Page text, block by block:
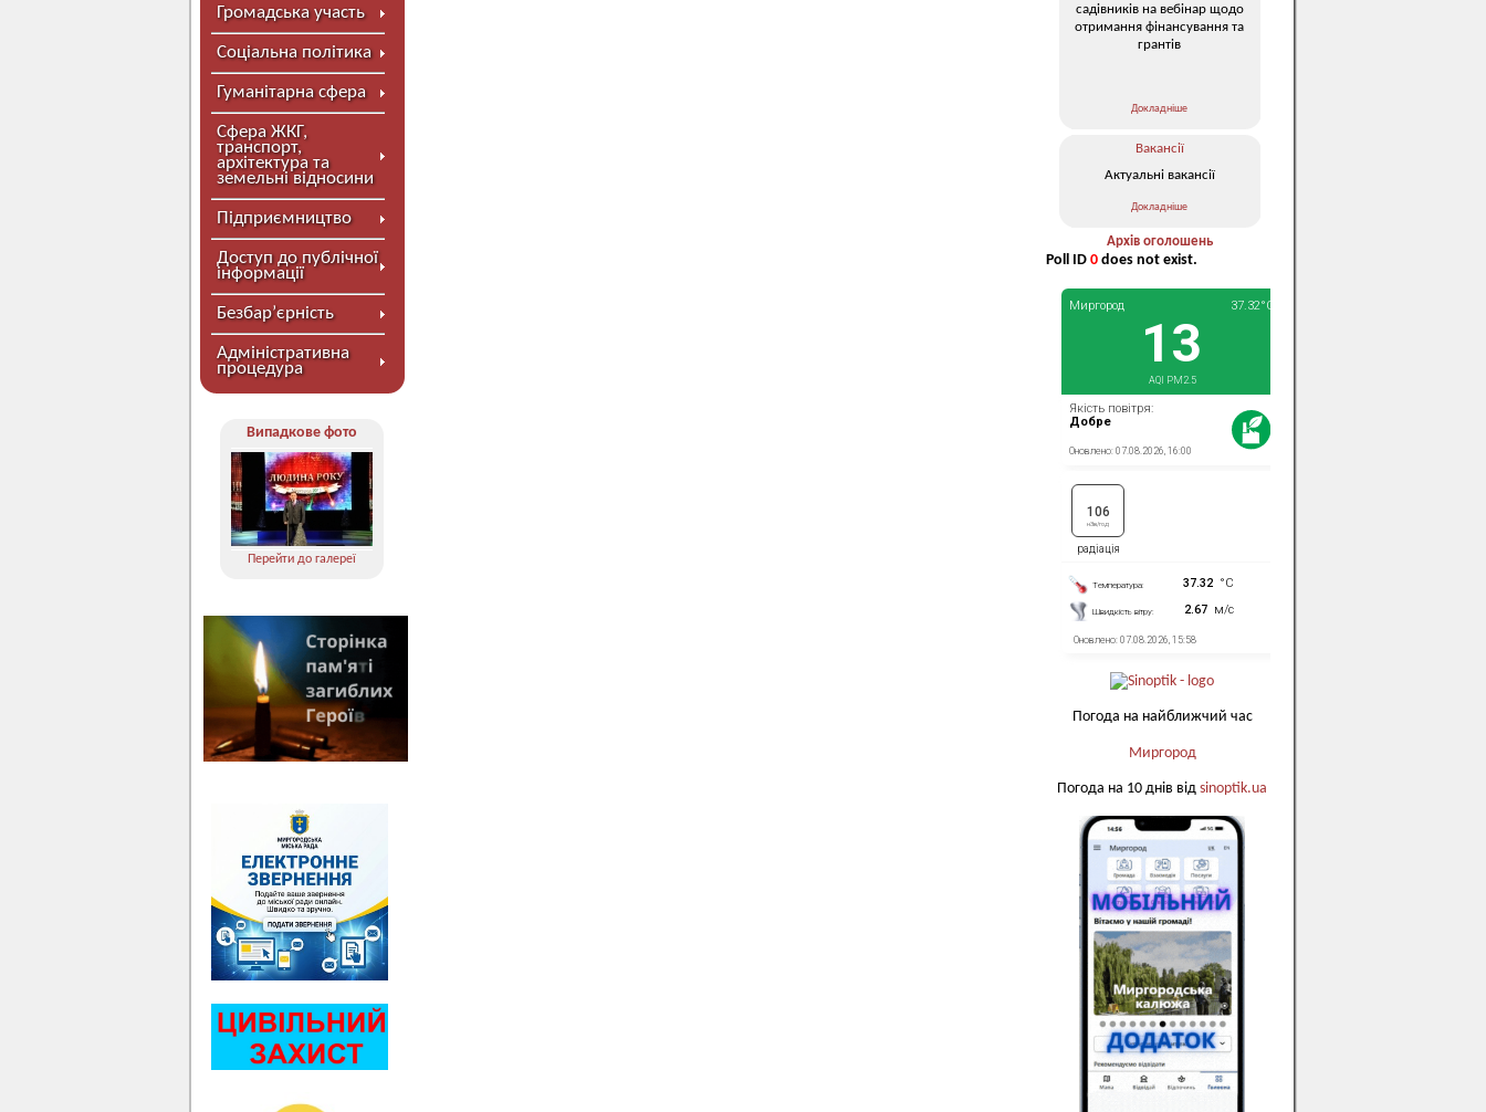
Громадська участь
Соціальна політика
Гуманітарна сфера
Сфера ЖКГ,
транспорт,
архітектура та
земельні відносини
Підприємництво
Доступ до публічної
інформації
Безбар’єрність
Адміністративна
процедура
Випадкове фото
Перейти до галереї
садівників на вебінар щодо
отримання фінансування та
грантів
Докладніше
Вакансії
Актуальні вакансії
Докладніше
Архів оголошень
Poll ID 0 does not exist.
Погода на найближчий час
Миргород
Погода на 10 днів від sinoptik.ua